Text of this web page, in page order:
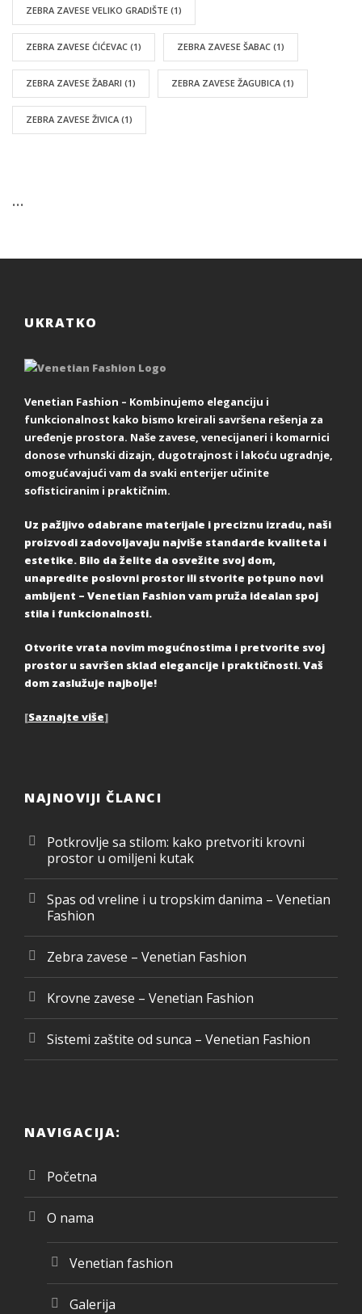
ZEBRA ZAVESE VELIKO GRADIŠTE (1)
ZEBRA ZAVESE ĆIĆEVAC (1) ZEBRA ZAVESE ŠABAC (1)
ZEBRA ZAVESE ŽABARI (1) ZEBRA ZAVESE ŽAGUBICA (1)
ZEBRA ZAVESE ŽIVICA (1)
…
UKRATKO
Venetian Fashion – Kombinujemo eleganciju i
funkcionalnost kako bismo kreirali savršena rešenja za
uređenje prostora. Naše zavese, venecijaneri i komarnici
donose vrhunski dizajn, dugotrajnost i lakoću ugradnje,
omogućavajući vam da svaki enterijer učinite
sofisticiranim i praktičnim.
Uz pažljivo odabrane materijale i preciznu izradu, naši
proizvodi zadovoljavaju najviše standarde kvaliteta i
estetike. Bilo da želite da osvežite svoj dom,
unapredite poslovni prostor ili stvorite potpuno novi
ambijent – Venetian Fashion vam pruža idealan spoj
stila i funkcionalnosti.
Otvorite vrata novim mogućnostima i pretvorite svoj
prostor u savršen sklad elegancije i praktičnosti. Vaš
dom zaslužuje najbolje!
[Saznajte više]
NAJNOVIJI ČLANCI
Potkrovlje sa stilom: kako pretvoriti krovni
prostor u omiljeni kutak
Spas od vreline i u tropskim danima – Venetian
Fashion
Zebra zavese – Venetian Fashion
Krovne zavese – Venetian Fashion
Sistemi zaštite od sunca – Venetian Fashion
NAVIGACIJA:
Početna
O nama
Venetian fashion
Galerija